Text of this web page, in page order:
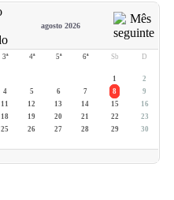
agosto 2026
3ª 4ª 5ª 6ª Sb D
1
2
4 5 6 7 8
9
11 12 13 14 15
16
18 19 20 21 22
23
25 26 27 28 29
30